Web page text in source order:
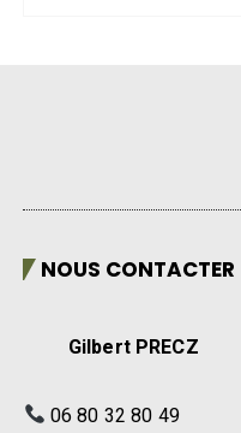
NOUS CONTACTER
Gilbert PRECZ
06 80 32 80 49